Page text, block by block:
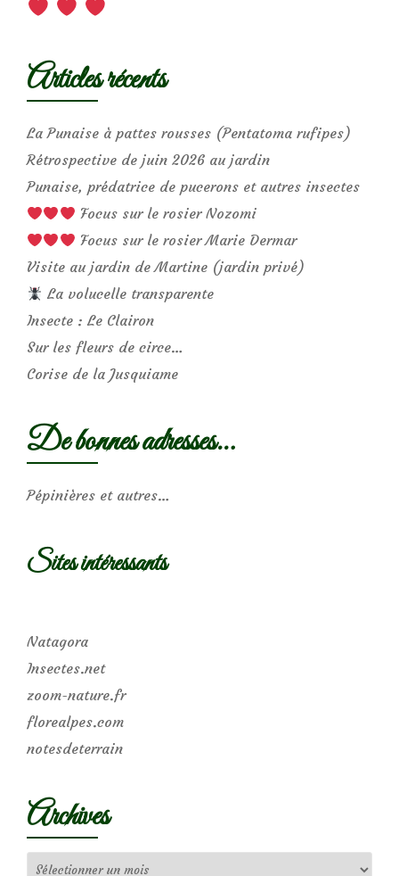
Articles récents
La Punaise à pattes rousses (Pentatoma rufipes)
Rétrospective de juin 2026 au jardin
Punaise, prédatrice de pucerons et autres insectes
Focus sur le rosier Nozomi
Focus sur le rosier Marie Dermar
Visite au jardin de Martine (jardin privé)
La volucelle transparente
Insecte : Le Clairon
Sur les fleurs de circe…
Corise de la Jusquiame
De bonnes adresses…
Pépinières et autres…
Sites intéressants
Natagora
Insectes.net
zoom-nature.fr
florealpes.com
notesdeterrain
Archives